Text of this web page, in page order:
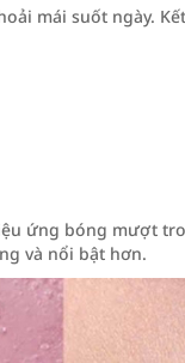
mái suốt ngày.
ứng bóng mượt
và nổi bật hơn.